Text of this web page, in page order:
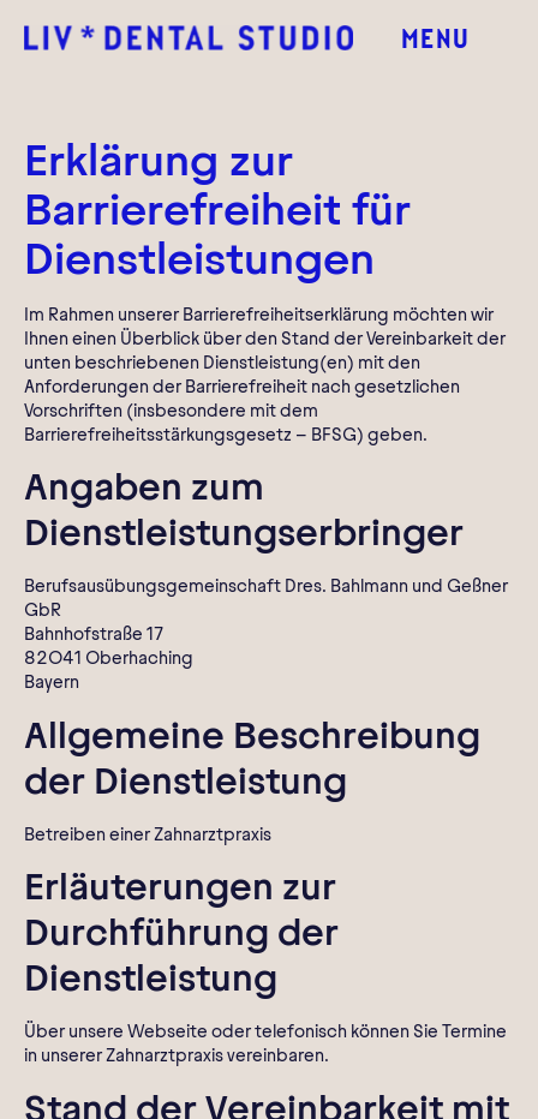
MENU
Erklärung zur
Barrierefreiheit für
Dienstleistungen
Im Rahmen unserer Barrierefreiheitserklärung möchten wir
Ihnen einen Überblick über den Stand der Vereinbarkeit der
unten beschriebenen Dienstleistung(en) mit den
Anforderungen der Barrierefreiheit nach gesetzlichen
Vorschriften (insbesondere mit dem
Barrierefreiheitsstärkungsgesetz – BFSG) geben.
Angaben zum
Dienstleistungserbringer
Berufsausübungsgemeinschaft Dres. Bahlmann und Geßner
GbR
Bahnhofstraße 17
82041 Oberhaching
Bayern
Allgemeine Beschreibung
der Dienstleistung
Betreiben einer Zahnarztpraxis
Erläuterungen zur
Durchführung der
Dienstleistung
Über unsere Webseite oder telefonisch können Sie Termine
in unserer Zahnarztpraxis vereinbaren.
Stand der Vereinbarkeit mit